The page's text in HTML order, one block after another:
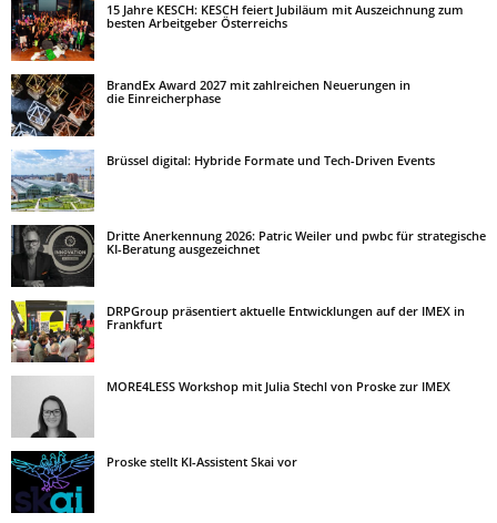
15 Jahre KESCH: KESCH feiert Jubiläum mit Auszeichnung zum
besten Arbeitgeber Österreichs
BrandEx Award 2027 mit zahlreichen Neuerungen in
die Einreicherphase
Brüssel digital: Hybride Formate und Tech-Driven Events
Dritte Anerkennung 2026: Patric Weiler und pwbc für strategische
KI-Beratung ausgezeichnet
DRPGroup präsentiert aktuelle Entwicklungen auf der IMEX in
Frankfurt
MORE4LESS Workshop mit Julia Stechl von Proske zur IMEX
Proske stellt KI-Assistent Skai vor